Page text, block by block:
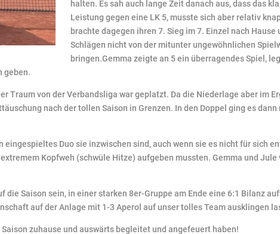
halten. Es sah auch lange Zeit danach aus, dass das
Leistung gegen eine LK 5, musste sich aber relativ
brachte dagegen ihren 7. Sieg im 7. Einzel nach
Schlägen nicht von der mitunter ungewöhnlichen
bringen.Gemma zeigte an 5 ein überragendes Spiel,
geben.
Traum von der Verbandsliga war geplatzt. Da die Niederlage aber im
nach der tollen Saison in Grenzen. In den Doppel ging es
eingespieltes Duo sie inzwischen sind, auch wenn sie es nicht für sich
Kopfweh (schwüle Hitze) aufgeben mussten. Gemma und
Saison sein, in einer starken 8er-Gruppe am Ende eine 6:1 Bilanz
auf der Anlage mit 1-3 Aperol auf unser tolles Team ausklingen
zuhause und auswärts begleitet und angefeuert haben!